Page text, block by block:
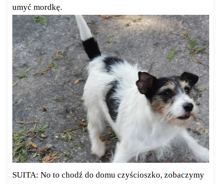
umyć mordkę.
SUITA: No to chodź do domu czyścioszko, zobaczymy